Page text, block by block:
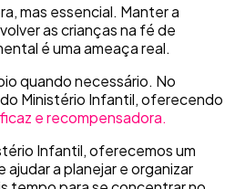
mas essencial. Manter a
as crianças na fé de
é uma ameaça real.
quando necessário. No
Ministério Infantil, oferecendo
e recompensadora.
Infantil, oferecemos um
ajudar a planejar e organizar